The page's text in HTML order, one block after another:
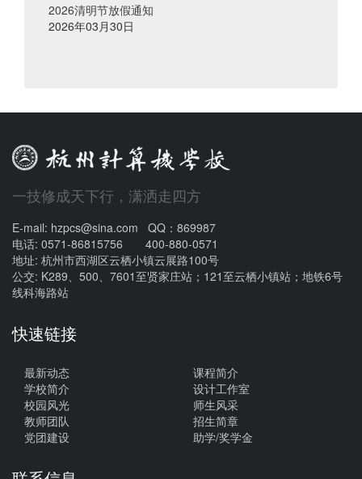
2026清明节放假通知
2026年03月30日
一技修成天下行，潇洒走四方
E-mail: hzpcs@sina.com QQ：869987
电话: 0571-86815756 400-880-0571
地址: 杭州市西湖区云栖小镇云展路100号
公交: K289、500、7601至贤家庄站；121至云栖小镇站；地铁6号
线科海路站
快速链接
最新动态
学校简介
校园风光
教师团队
党团建设
课程简介
设计工作室
师生风采
招生简章
助学/奖学金